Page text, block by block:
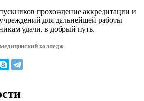
прохождение аккредитации и
для дальнейшей работы.
удачи, в добрый путь.
колледж